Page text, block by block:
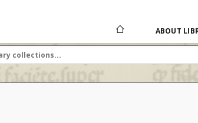
ABOUT